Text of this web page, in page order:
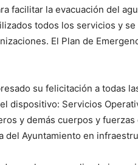
facilitar la evacuación del
todos los servicios y
El Plan de
su felicitación a todas
dispositivo: Servicios
y demás cuerpos y
del Ayuntamiento en